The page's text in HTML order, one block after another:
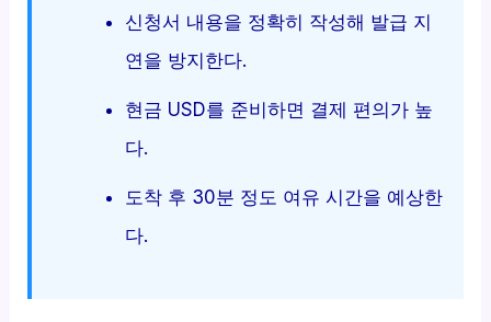
신청서 내용을 정확히 작성해 발급 지
연을 방지한다.
현금 USD를 준비하면 결제 편의가 높
다.
도착 후 30분 정도 여유 시간을 예상한
다.